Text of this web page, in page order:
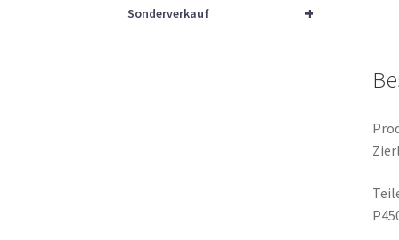
+
Sonderverkauf